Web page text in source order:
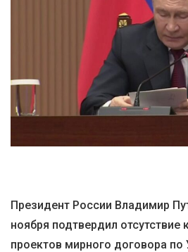
Президент России Владимир
ноября подтвердил отсутствие
проектов мирного договора по